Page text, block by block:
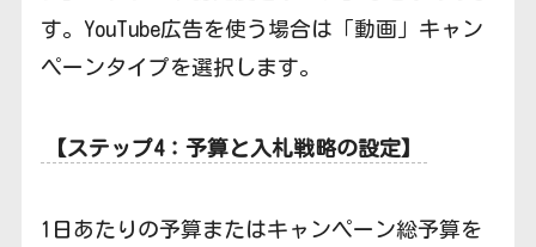
す。YouTube広告を使う場合は「動画」キャン
ペーンタイプを選択します。
【ステップ4：予算と入札戦略の設定】
1日あたりの予算またはキャンペーン総予算を